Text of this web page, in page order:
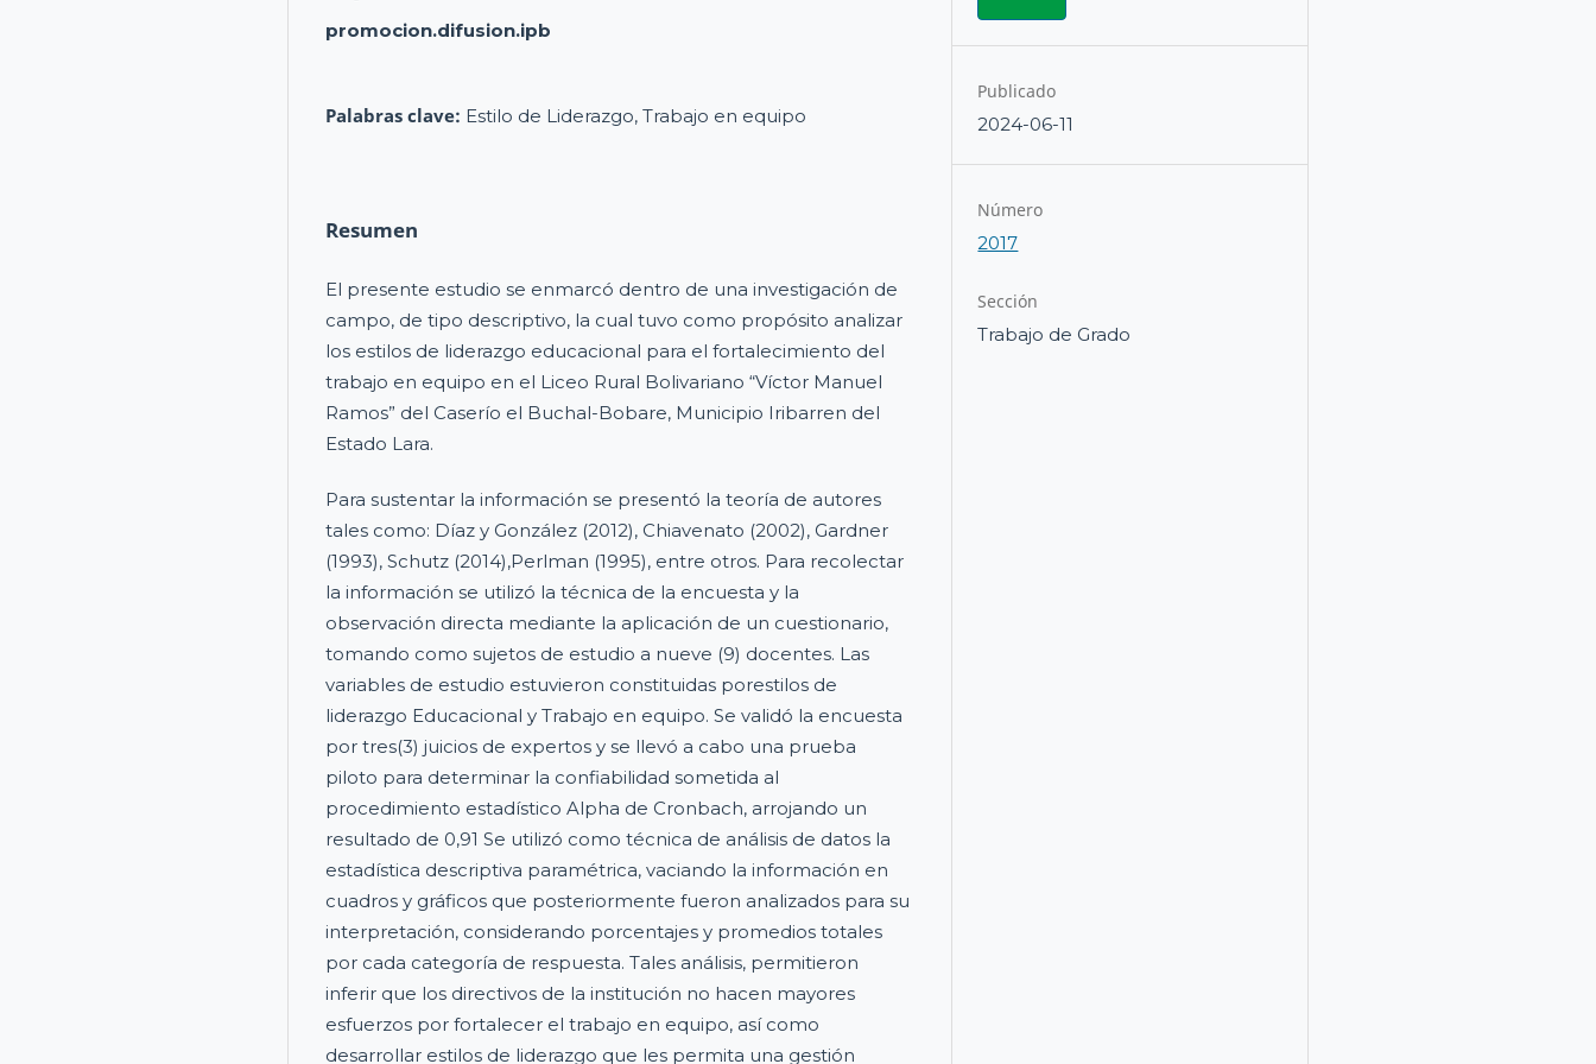
promocion.difusion.ipb
Palabras clave: Estilo de Liderazgo, Trabajo en equipo
Resumen
El presente estudio se enmarcó dentro de una investigación de
campo, de tipo descriptivo, la cual tuvo como propósito analizar
los estilos de liderazgo educacional para el fortalecimiento del
trabajo en equipo en el Liceo Rural Bolivariano “Víctor Manuel
Ramos” del Caserío el Buchal-Bobare, Municipio Iribarren del
Estado Lara.
Para sustentar la información se presentó la teoría de autores
tales como: Díaz y González (2012), Chiavenato (2002), Gardner
(1993), Schutz (2014),Perlman (1995), entre otros. Para recolectar
la información se utilizó la técnica de la encuesta y la
observación directa mediante la aplicación de un cuestionario,
tomando como sujetos de estudio a nueve (9) docentes. Las
variables de estudio estuvieron constituidas porestilos de
liderazgo Educacional y Trabajo en equipo. Se validó la encuesta
por tres(3) juicios de expertos y se llevó a cabo una prueba
piloto para determinar la confiabilidad sometida al
procedimiento estadístico Alpha de Cronbach, arrojando un
resultado de 0,91 Se utilizó como técnica de análisis de datos la
estadística descriptiva paramétrica, vaciando la información en
cuadros y gráficos que posteriormente fueron analizados para su
interpretación, considerando porcentajes y promedios totales
por cada categoría de respuesta. Tales análisis, permitieron
inferir que los directivos de la institución no hacen mayores
esfuerzos por fortalecer el trabajo en equipo, así como
desarrollar estilos de liderazgo que les permita una gestión
Publicado
2024-06-11
Número
2017
Sección
Trabajo de Grado